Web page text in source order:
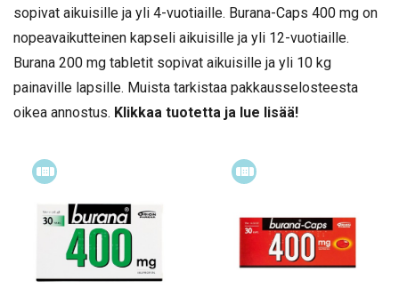
sopivat aikuisille ja yli 4-vuotiaille. Burana-Caps 400 mg on
nopeavaikutteinen kapseli aikuisille ja yli 12-vuotiaille.
Burana 200 mg tabletit sopivat aikuisille ja yli 10 kg
painaville lapsille. Muista tarkistaa pakkausselosteesta
oikea annostus. Klikkaa tuotetta ja lue lisää!